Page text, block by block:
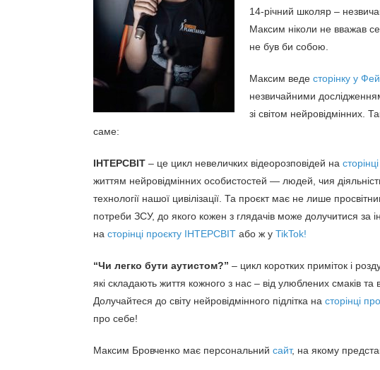
14-річний школяр –
Максим ніколи не вважав
не був би собою.
Максим веде сторінку у
незвичайними
зі світом нейровідмінних.
саме:
ІНТЕРСВІТ – це цикл невеличких відеорозповідей на
життям нейровідмінних особистостей — людей, чия
технології нашої цивілізації. Та проєкт має не лише
потреби ЗСУ, до якого кожен з глядачів може долучитися за
на сторінці проєкту ІНТЕРСВІТ або ж у TikTok!
“Чи легко бути аутистом?” – цикл коротких приміток і
які складають життя кожного з нас – від улюблених смаків та
Долучайтеся до світу нейровідмінного підлітка на сторінці
про себе!
Максим Бровченко має персональний сайт, на якому